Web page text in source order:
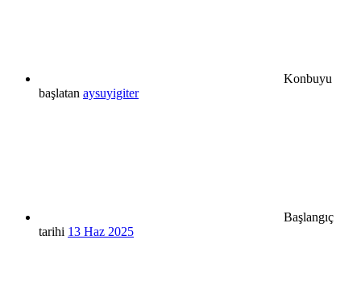
Konbuyu
başlatan aysuyigiter
Başlangıç
tarihi 13 Haz 2025